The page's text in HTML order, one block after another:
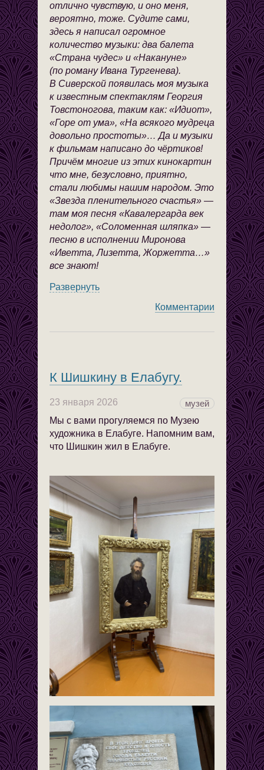
отлично чувствую, и оно меня,
вероятно, тоже. Судите сами,
здесь я написал огромное
количество музыки: два балета
«Страна чудес» и «Накануне»
(по роману Ивана Тургенева).
В Сиверской появилась моя музыка
к известным спектаклям Георгия
Товстоногова, таким как: «Идиот»,
«Горе от ума», «На всякого мудреца
довольно простоты»… Да и музыки
к фильмам написано до чёртиков!
Причём многие из этих кинокартин
что мне, безусловно, приятно,
стали любимы нашим народом. Это
«Звезда пленительного счастья» —
там моя песня «Кавалергарда век
недолог», «Соломенная шляпка» —
песню в исполнении Миронова
«Иветта, Лизетта, Жоржетта…»
все знают!
Развернуть
Комментарии
К Шишкину в Елабугу.
23 января 2026
музей
Мы с вами прогуляемся по Музею
художника в Елабуге. Напомним вам,
что Шишкин жил в Елабуге.